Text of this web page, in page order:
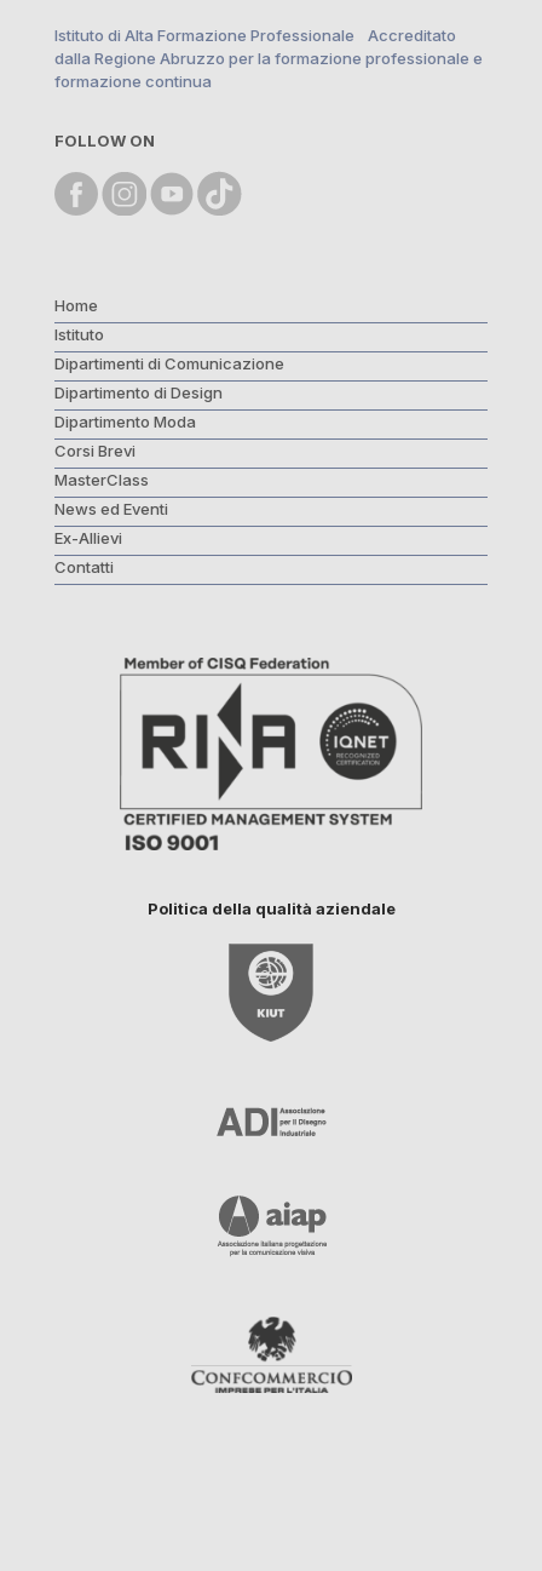
Istituto di Alta Formazione Professionale Accreditato
dalla Regione Abruzzo per la formazione professionale e
formazione continua
FOLLOW ON
Home
Istituto
Dipartimenti di Comunicazione
Dipartimento di Design
Dipartimento Moda
Corsi Brevi
MasterClass
News ed Eventi
Ex-Allievi
Contatti
Politica della qualità aziendale